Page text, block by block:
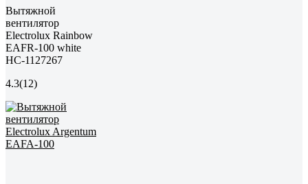
Вытяжной
вентилятор
Electrolux Rainbow
EAFR-100 white
НС-1127267
4.3(12)